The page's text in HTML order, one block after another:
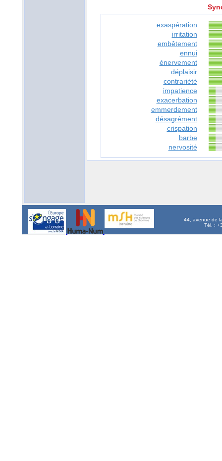
exaspération
irritation
embêtement
ennui
énervement
déplaisir
contrariété
impatience
exacerbation
emmerdement
désagrément
crispation
barbe
nervosité
44, avenue de
Tél. :